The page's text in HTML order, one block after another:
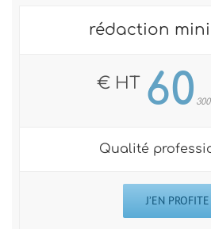
rédaction
€ HT 60
Qualité
J’EN PROFITE